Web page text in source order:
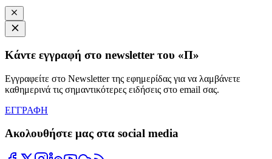
Κάντε εγγραφή στο newsletter του «Π»
Εγγραφείτε στο Newsletter της εφημερίδας για να λαμβάνετε
καθημερινά τις σημαντικότερες ειδήσεις στο email σας.
ΕΓΓΡΑΦΗ
Ακολουθήστε μας στα social media